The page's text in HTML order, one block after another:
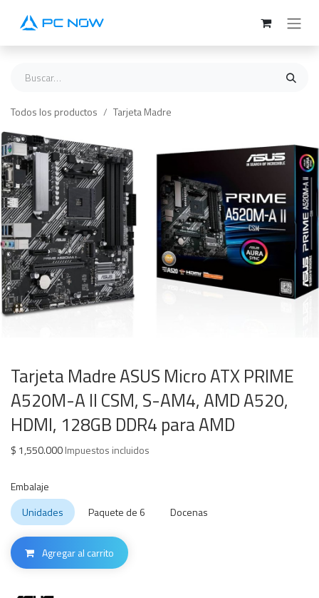
Todos los productos Tarjeta Madre
Tarjeta Madre ASUS Micro ATX PRIME
A520M-A II CSM, S-AM4, AMD A520,
HDMI, 128GB DDR4 para AMD
$ 1,550.000Impuestos incluidos
Embalaje
Unidades
Paquete de 6 Docenas
Agregar al carrito